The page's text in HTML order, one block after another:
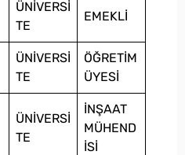
ÜNİVERSİ
TE
EMEKLİ
ÜNİVERSİ
TE
ÖĞRETİM
ÜYESİ
ÜNİVERSİ
TE
İNŞAAT
MÜHEND
İSİ